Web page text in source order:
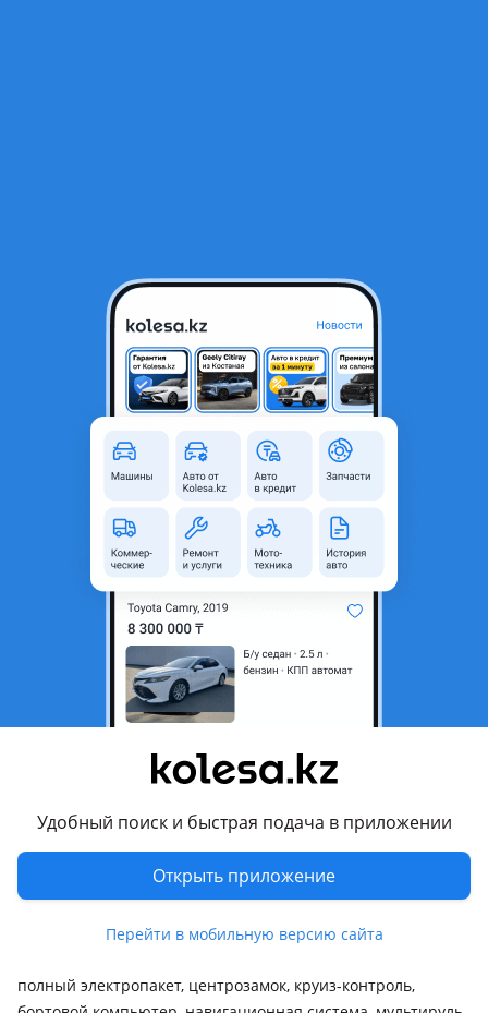
Удобный поиск и быстрая подача в приложении
Открыть приложение
Перейти в мобильную версию сайта
Объявление находится в архиве и может быть
Астана, Акмолинская
2015 - 2021 2 поколение
Седан
Объем двигателя, л
Пробег
Автомат
Руль
Слева
Цвет
Растаможен в Казахстане
Да
полный электропакет, центрозамок, круиз-контроль,